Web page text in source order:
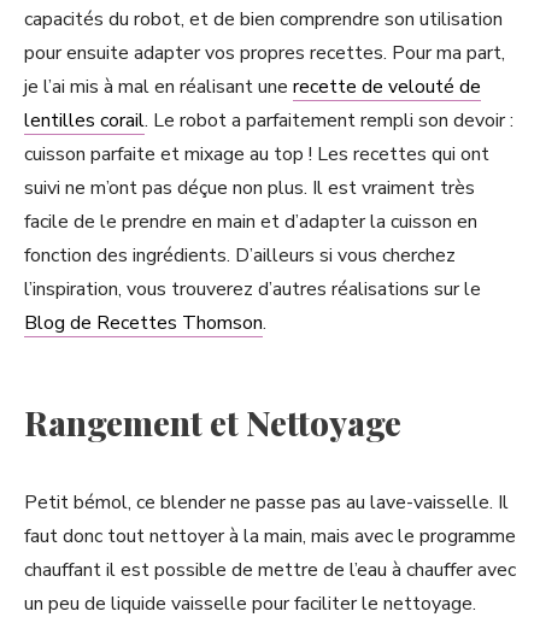
capacités du robot, et de bien comprendre son utilisation
pour ensuite adapter vos propres recettes. Pour ma part,
je l’ai mis à mal en réalisant une recette de velouté de
lentilles corail. Le robot a parfaitement rempli son devoir :
cuisson parfaite et mixage au top ! Les recettes qui ont
suivi ne m’ont pas déçue non plus. Il est vraiment très
facile de le prendre en main et d’adapter la cuisson en
fonction des ingrédients. D’ailleurs si vous cherchez
l’inspiration, vous trouverez d’autres réalisations sur le
Blog de Recettes Thomson.
Rangement et Nettoyage
Petit bémol, ce blender ne passe pas au lave-vaisselle. Il
faut donc tout nettoyer à la main, mais avec le programme
chauffant il est possible de mettre de l’eau à chauffer avec
un peu de liquide vaisselle pour faciliter le nettoyage.